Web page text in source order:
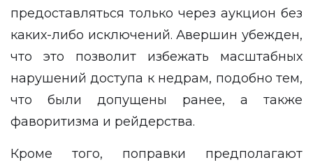
предоставляться только через аукцион без
каких-либо исключений. Авершин убежден,
что это позволит избежать масштабных
нарушений доступа к недрам, подобно тем,
что были допущены ранее, а также
фаворитизма и рейдерства.
Кроме того, поправки предполагают